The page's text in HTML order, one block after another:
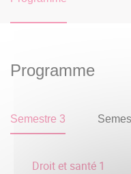
Programme
Semestre 3
Droit et santé 1